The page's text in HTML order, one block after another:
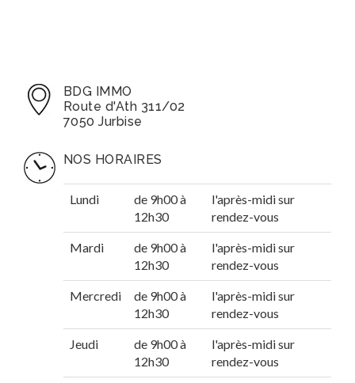
BDG IMMO
Route d'Ath 311/02
7050 Jurbise
NOS HORAIRES
Lundi
de 9h00 à
12h30
l'après-midi sur
rendez-vous
Mardi
de 9h00 à
12h30
l'après-midi sur
rendez-vous
Mercredi
de 9h00 à
12h30
l'après-midi sur
rendez-vous
Jeudi
de 9h00 à
12h30
l'après-midi sur
rendez-vous